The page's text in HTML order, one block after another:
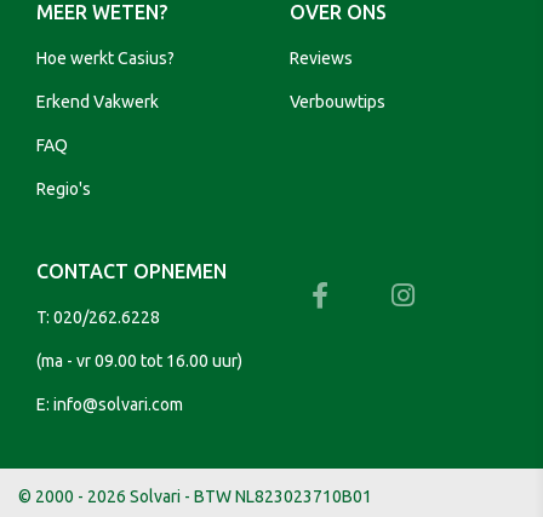
MEER WETEN?
Hoe werkt Casius?
Erkend Vakwerk
FAQ
Regio's
OVER ONS
Reviews
Verbouwtips
CONTACT OPNEMEN
T: 020/262.6228
(ma - vr 09.00 tot 16.00 uur)
E: info@solvari.com
© 2000 - 2026 Solvari - BTW NL823023710B01